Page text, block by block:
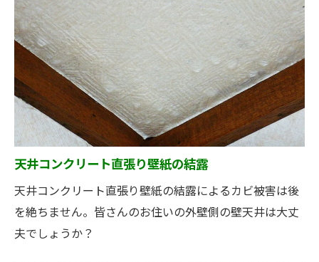
天井コンクリート直張り壁紙の結露
天井コンクリート直張り壁紙の結露によるカビ被害は後
を絶ちません。皆さんのお住いの外壁側の壁天井は大丈
夫でしょうか？